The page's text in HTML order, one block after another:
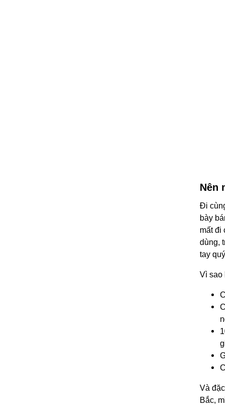
Nên
Đi
bày
mất đi
dùng,
tay
Vì sao
Và
Bắc,